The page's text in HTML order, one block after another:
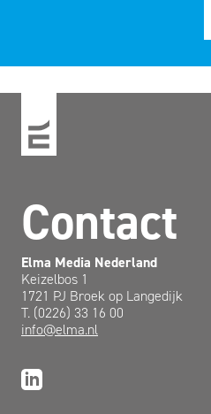
Contact
Elma Media Nederland
Keizelbos 1
1721 PJ Broek op Langedijk
T. (0226) 33 16 00
info@elma.nl